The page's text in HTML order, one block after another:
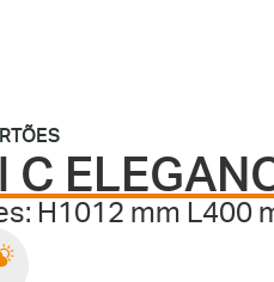
C
H1012 mm L400